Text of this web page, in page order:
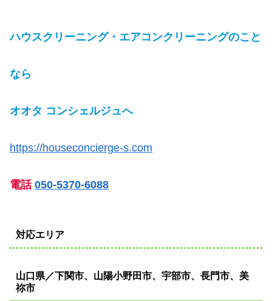
ハウスクリーニング・エアコンクリーニングのこと
なら
オオタ コンシェルジュへ
https://houseconcierge-s.com
電話 050-5370-6088
対応エリア
山口県／下関市、山陽小野田市、宇部市、長門市、美
祢市